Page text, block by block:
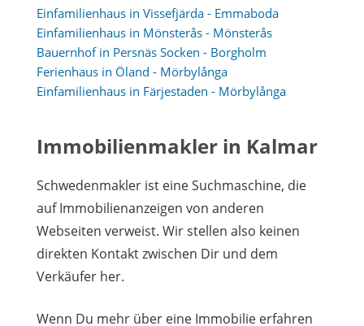
Einfamilienhaus in Vissefjärda - Emmaboda
Einfamilienhaus in Mönsterås - Mönsterås
Bauernhof in Persnäs Socken - Borgholm
Ferienhaus in Öland - Mörbylånga
Einfamilienhaus in Färjestaden - Mörbylånga
Immobilienmakler in Kalmar
Schwedenmakler ist eine Suchmaschine, die
auf Immobilienanzeigen von anderen
Webseiten verweist. Wir stellen also keinen
direkten Kontakt zwischen Dir und dem
Verkäufer her.
Wenn Du mehr über eine Immobilie erfahren